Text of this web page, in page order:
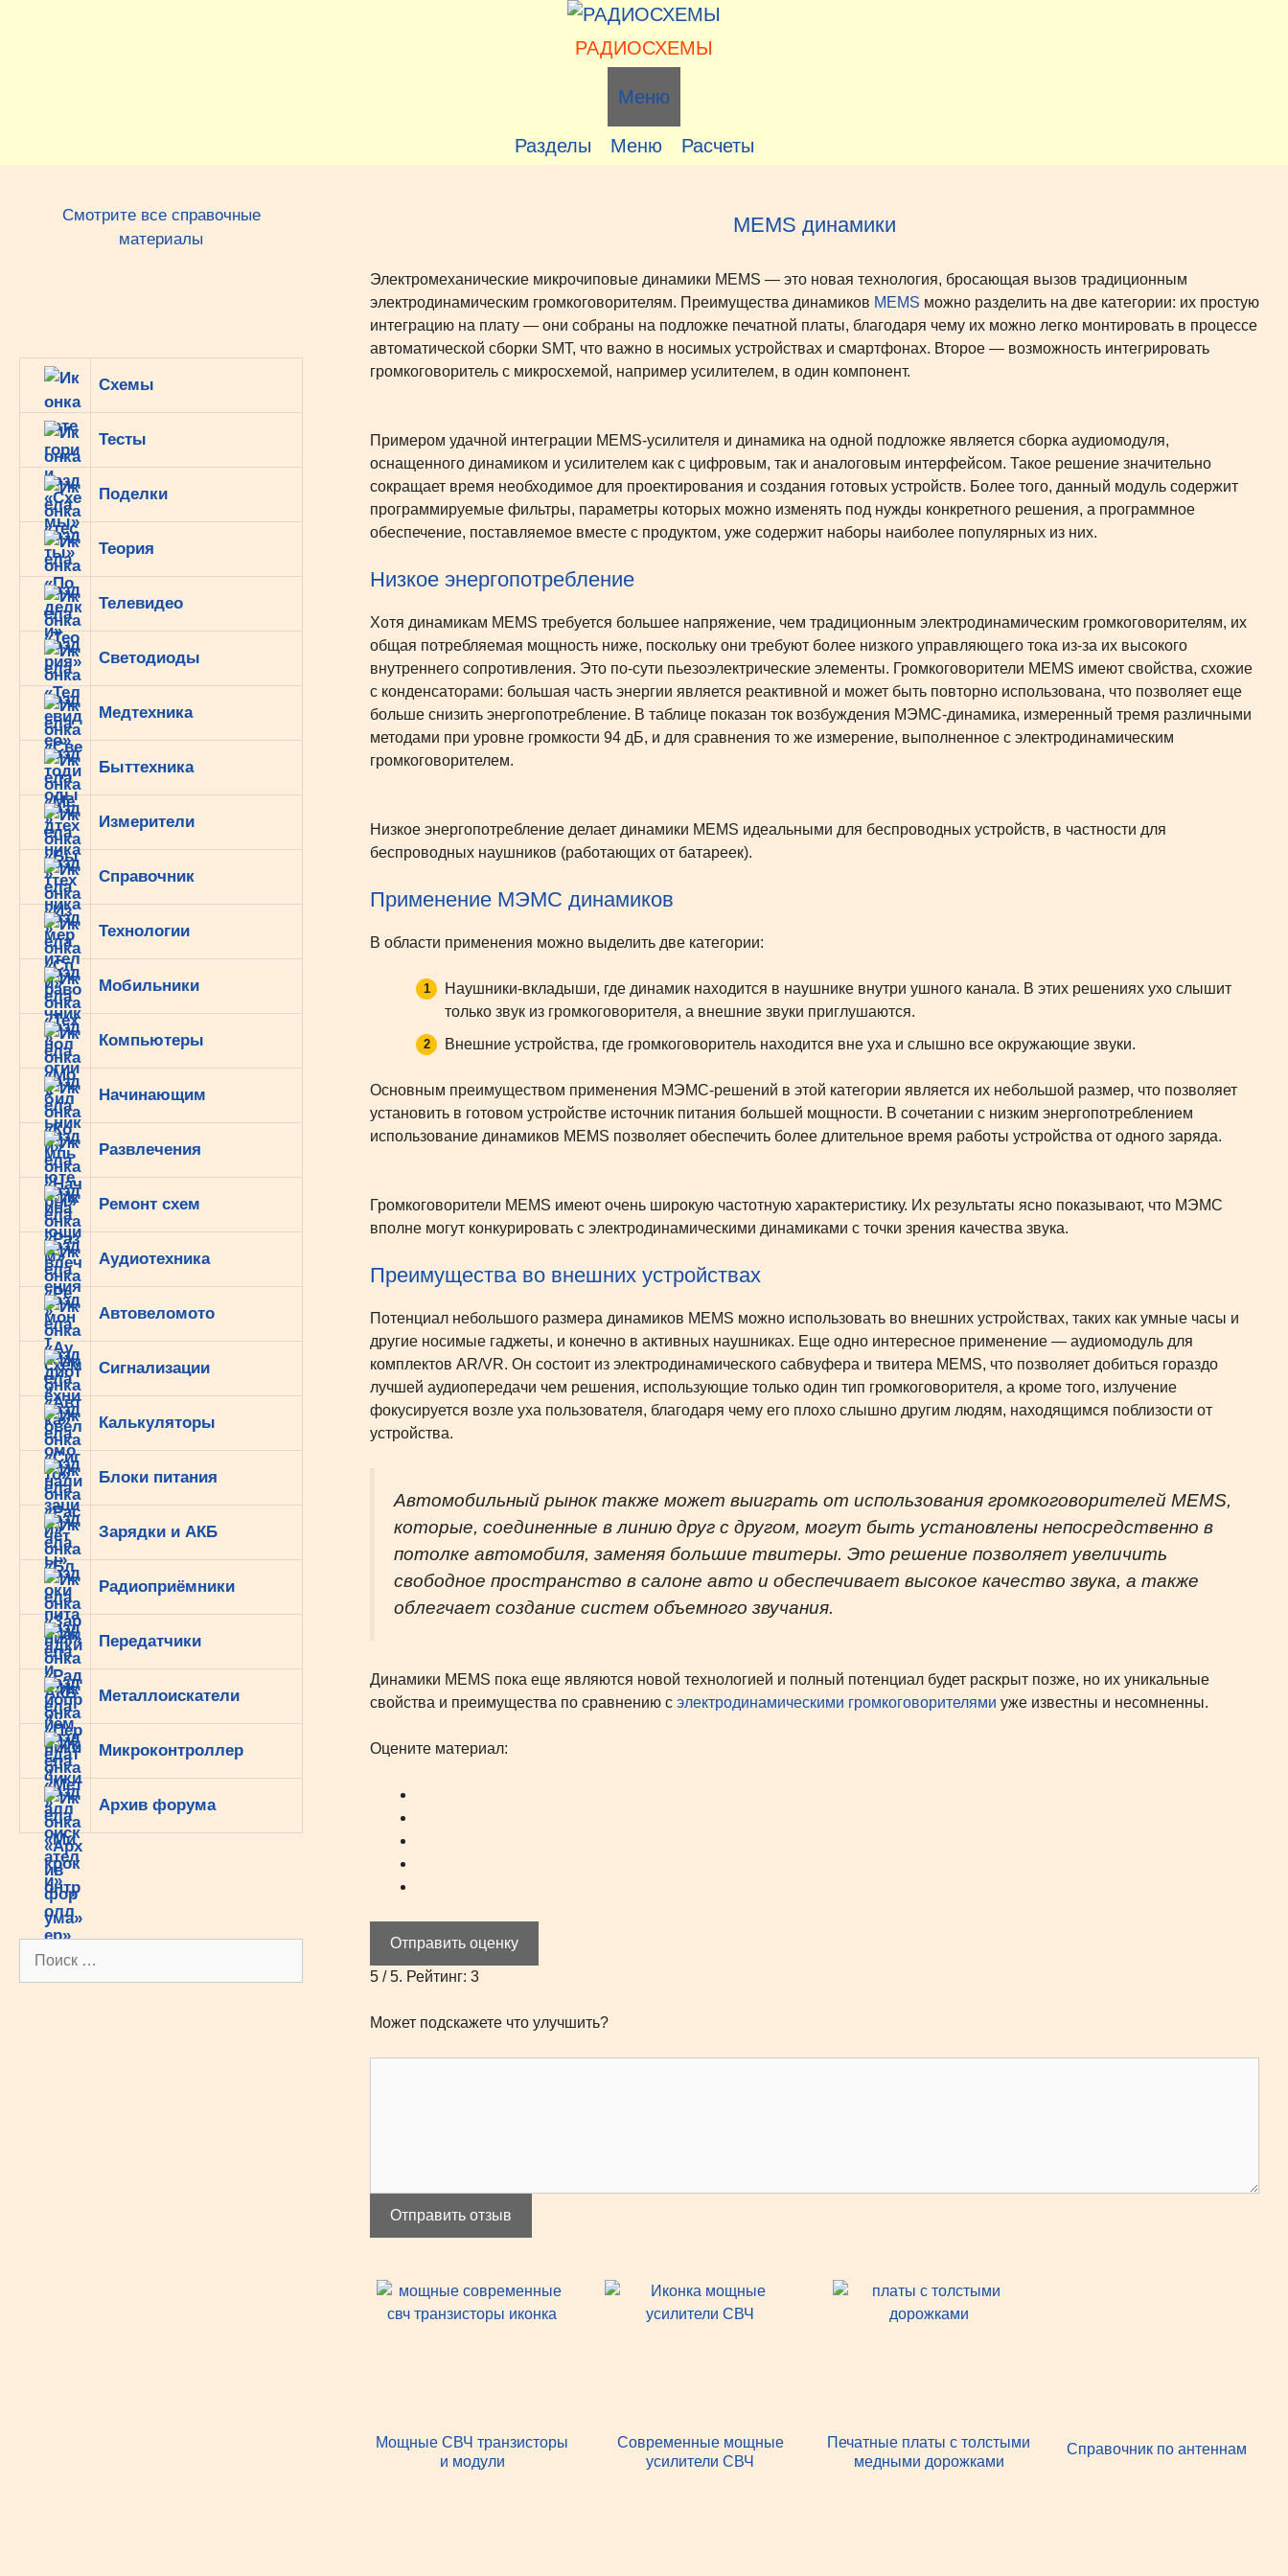
РАДИОСХЕМЫ
Меню
Разделы Меню Расчеты
MEMS динамики
Электромеханические микрочиповые динамики MEMS — это новая технология, бросающая вызов традиционным
электродинамическим громкоговорителям. Преимущества динамиков MEMS можно разделить на две категории: их простую
интеграцию на плату — они собраны на подложке печатной платы, благодаря чему их можно легко монтировать в процессе
автоматической сборки SMT, что важно в носимых устройствах и смартфонах. Второе — возможность интегрировать
громкоговоритель с микросхемой, например усилителем, в один компонент.
Примером удачной интеграции MEMS-усилителя и динамика на одной подложке является сборка аудиомодуля,
оснащенного динамиком и усилителем как с цифровым, так и аналоговым интерфейсом. Такое решение значительно
сокращает время необходимое для проектирования и создания готовых устройств. Более того, данный модуль содержит
программируемые фильтры, параметры которых можно изменять под нужды конкретного решения, а программное
обеспечение, поставляемое вместе с продуктом, уже содержит наборы наиболее популярных из них.
Низкое энергопотребление
Хотя динамикам MEMS требуется большее напряжение, чем традиционным электродинамическим громкоговорителям, их
общая потребляемая мощность ниже, поскольку они требуют более низкого управляющего тока из-за их высокого
внутреннего сопротивления. Это по-сути пьезоэлектрические элементы. Громкоговорители MEMS имеют свойства, схожие
с конденсаторами: большая часть энергии является реактивной и может быть повторно использована, что позволяет еще
больше снизить энергопотребление. В таблице показан ток возбуждения МЭМС-динамика, измеренный тремя различными
методами при уровне громкости 94 дБ, и для сравнения то же измерение, выполненное с электродинамическим
громкоговорителем.
Низкое энергопотребление делает динамики MEMS идеальными для беспроводных устройств, в частности для
беспроводных наушников (работающих от батареек).
Применение МЭМС динамиков
В области применения можно выделить две категории:
Наушники-вкладыши, где динамик находится в наушнике внутри ушного канала. В этих решениях ухо слышит
только звук из громкоговорителя, а внешние звуки приглушаются.
Внешние устройства, где громкоговоритель находится вне уха и слышно все окружающие звуки.
Основным преимуществом применения МЭМС-решений в этой категории является их небольшой размер, что позволяет
установить в готовом устройстве источник питания большей мощности. В сочетании с низким энергопотреблением
использование динамиков MEMS позволяет обеспечить более длительное время работы устройства от одного заряда.
Громкоговорители MEMS имеют очень широкую частотную характеристику. Их результаты ясно показывают, что МЭМС
вполне могут конкурировать с электродинамическими динамиками с точки зрения качества звука.
Преимущества во внешних устройствах
Потенциал небольшого размера динамиков MEMS можно использовать во внешних устройствах, таких как умные часы и
другие носимые гаджеты, и конечно в активных наушниках. Еще одно интересное применение — аудиомодуль для
комплектов AR/VR. Он состоит из электродинамического сабвуфера и твитера MEMS, что позволяет добиться гораздо
лучшей аудиопередачи чем решения, использующие только один тип громкоговорителя, а кроме того, излучение
фокусируется возле уха пользователя, благодаря чему его плохо слышно другим людям, находящимся поблизости от
устройства.
Автомобильный рынок также может выиграть от использования громкоговорителей MEMS,
которые, соединенные в линию друг с другом, могут быть установлены непосредственно в
потолке автомобиля, заменяя большие твитеры. Это решение позволяет увеличить
свободное пространство в салоне авто и обеспечивает высокое качество звука, а также
облегчает создание систем объемного звучания.
Динамики MEMS пока еще являются новой технологией и полный потенциал будет раскрыт позже, но их уникальные
свойства и преимущества по сравнению с электродинамическими громкоговорителями уже известны и несомненны.
Оцените материал:
Отправить оценку
5 / 5. Рейтинг: 3
Может подскажете что улучшить?
Отправить отзыв
Мощные СВЧ транзисторы
и модули
Современные мощные
усилители СВЧ
Печатные платы с толстыми
медными дорожками
Справочник по антеннам
Смотрите все справочные
материалы
Схемы
Тесты
Поделки
Теория
Телевидео
Светодиоды
Медтехника
Быттехника
Измерители
Справочник
Технологии
Мобильники
Компьютеры
Начинающим
Развлечения
Ремонт схем
Аудиотехника
Автовеломото
Сигнализации
Калькуляторы
Блоки питания
Зарядки и АКБ
Радиоприёмники
Передатчики
Металлоискатели
Микроконтроллер
Архив форума
Поиск: